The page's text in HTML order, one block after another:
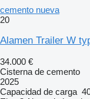
cemento nueva
20
Alamen Trailer W
34.000 €
Cisterna de cemento
2025
Capacidad de carga